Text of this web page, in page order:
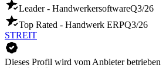
Leader - HandwerkersoftwareQ3/26
Top Rated - Handwerk ERPQ3/26
STREIT
Dieses Profil wird vom Anbieter betrieben